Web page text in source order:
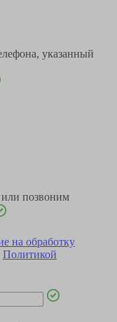
указанный
позвоним
на обработку
Политикой